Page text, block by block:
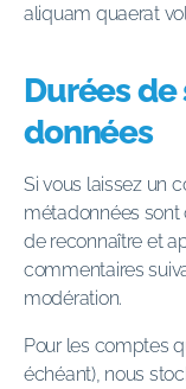
aliquam quaerat
Durées
données
Si vous laissez un
métadonnées sont
de reconnaître et
commentaires
modération.
Pour les comptes
échéant), nous